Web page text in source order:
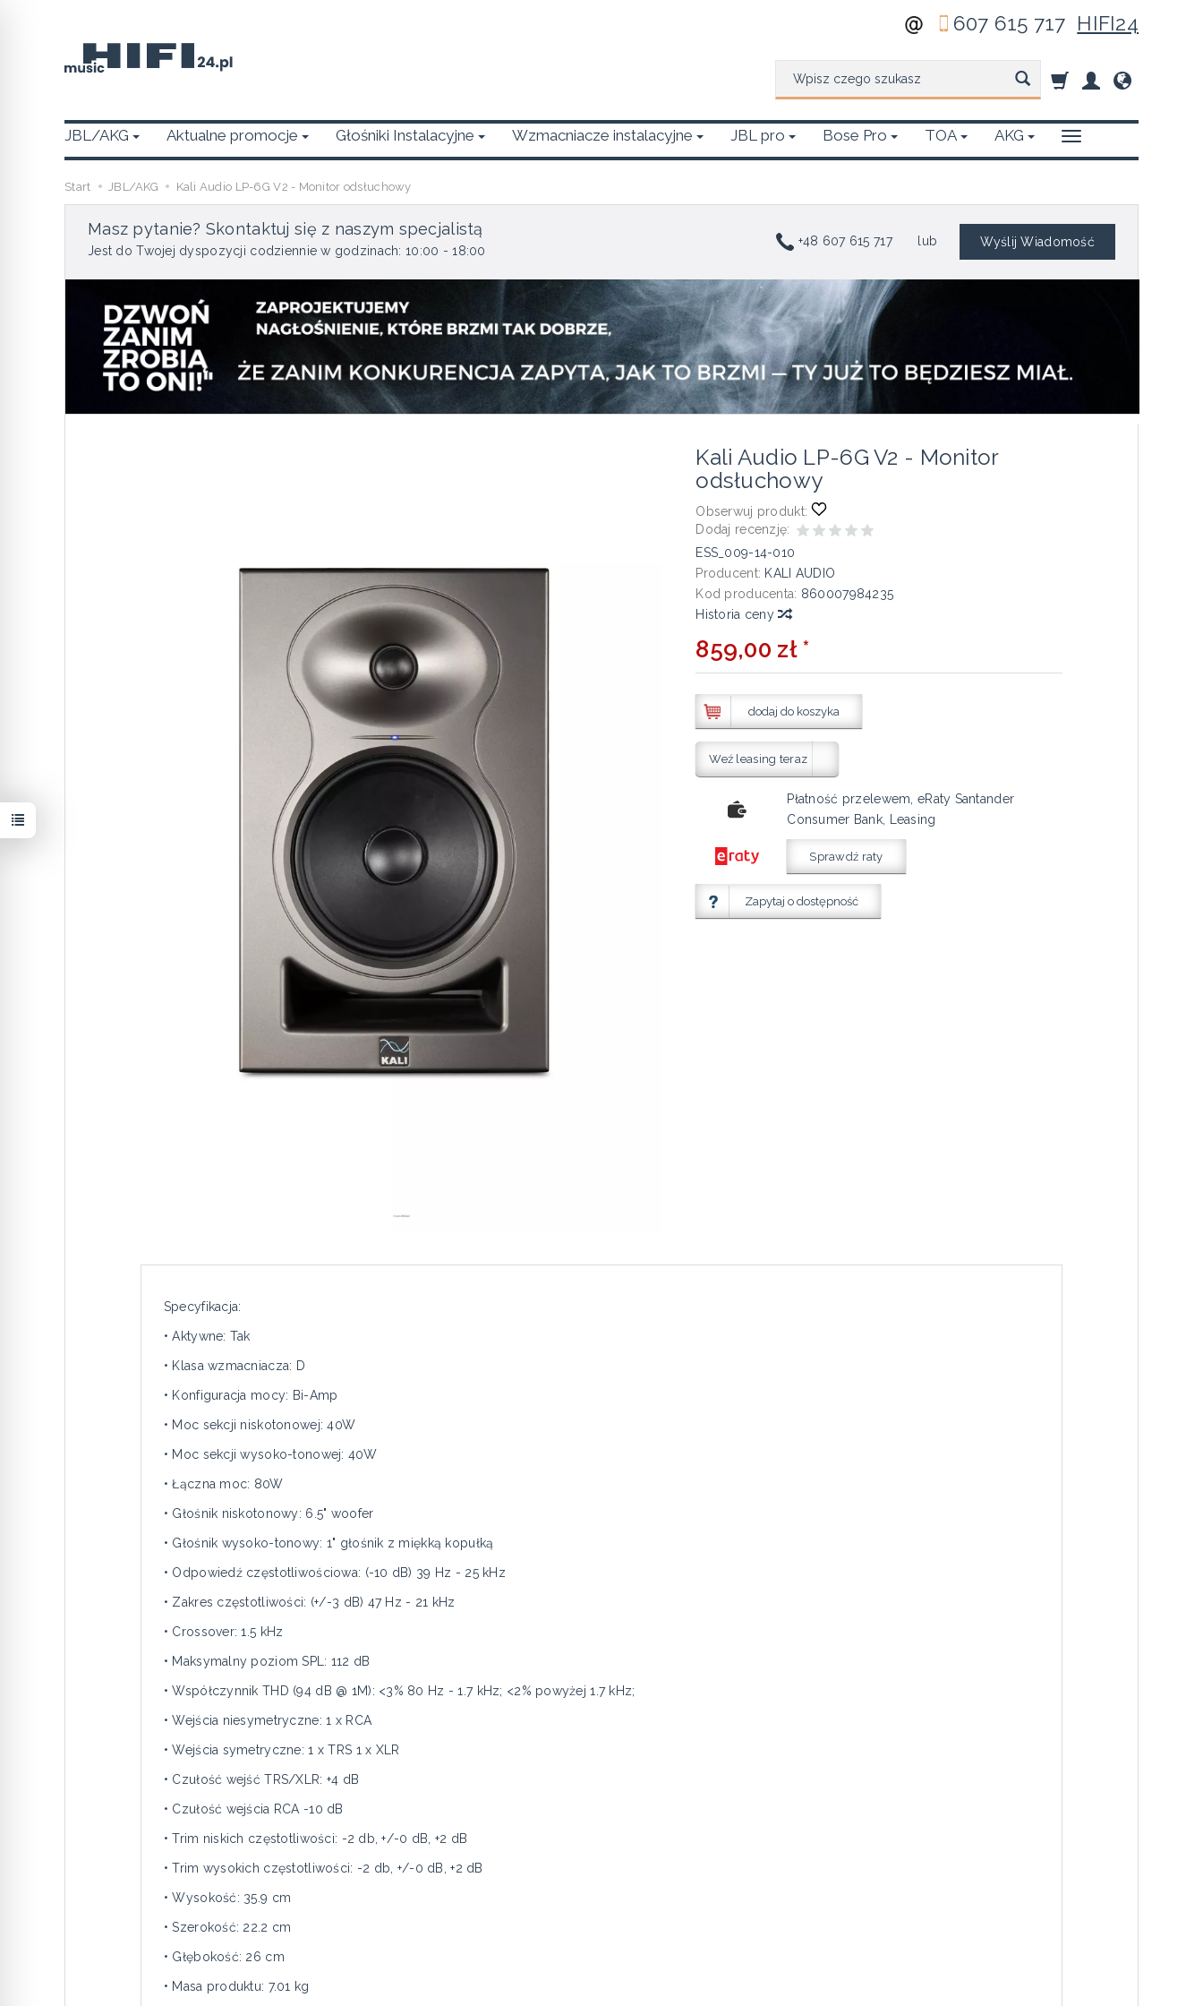
607 615 717 HIFI24
JBL/AKG Aktualne promocje Głośniki Instalacyjne Wzmacniacze instalacyjne JBL pro Bose Pro TOA AKG
Start JBL/AKG Kali Audio LP-6G V2 - Monitor odsłuchowy
Masz pytanie? Skontaktuj się z naszym specjalistą
Jest do Twojej dyspozycji codziennie w godzinach: 10:00 - 18:00
+48 607 615 717 lub Wyślij Wiadomość
Kali Audio LP-6G V2 - Monitor
odsłuchowy
Obserwuj produkt:
Dodaj recenzję:
ESS_009-14-010
Producent: KALI AUDIO
Kod producenta: 860007984235
Historia ceny
859,00 zł *
dodaj do koszyka
Weź leasing teraz
Płatność przelewem, eRaty Santander
Consumer Bank, Leasing
Sprawdź raty
Zapytaj o dostępność
Specyfikacja:
• Aktywne: Tak
• Klasa wzmacniacza: D
• Konfiguracja mocy: Bi-Amp
• Moc sekcji niskotonowej: 40W
• Moc sekcji wysoko-tonowej: 40W
• Łączna moc: 80W
• Głośnik niskotonowy: 6.5" woofer
• Głośnik wysoko-tonowy: 1" głośnik z miękką kopułką
• Odpowiedź częstotliwościowa: (-10 dB) 39 Hz - 25 kHz
• Zakres częstotliwości: (+/-3 dB) 47 Hz - 21 kHz
• Crossover: 1.5 kHz
• Maksymalny poziom SPL: 112 dB
• Współczynnik THD (94 dB @ 1M): <3% 80 Hz - 1.7 kHz; <2% powyżej 1.7 kHz;
• Wejścia niesymetryczne: 1 x RCA
• Wejścia symetryczne: 1 x TRS 1 x XLR
• Czułość wejść TRS/XLR: +4 dB
• Czułość wejścia RCA -10 dB
• Trim niskich częstotliwości: -2 db, +/-0 dB, +2 dB
• Trim wysokich częstotliwości: -2 db, +/-0 dB, +2 dB
• Wysokość: 35.9 cm
• Szerokość: 22.2 cm
• Głębokość: 26 cm
• Masa produktu: 7.01 kg